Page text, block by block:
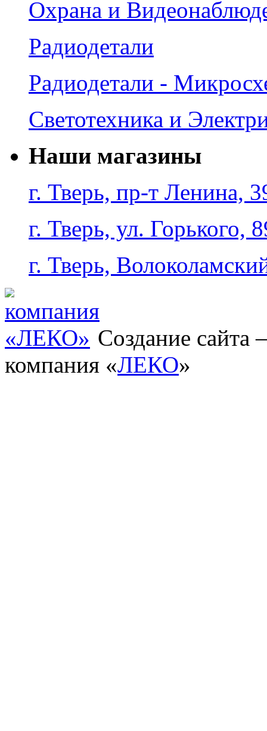
Охрана и
Радиодетали
Радиодетали -
Светотехника и
Наши магазины
г. Тверь, пр-т Ленина,
г. Тверь, ул. Горького,
г. Тверь,
Создание сайта
компания «ЛЕКО»